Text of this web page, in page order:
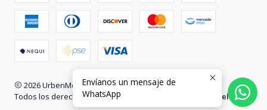
2026 UrbenMood.
Todos los derechos reservados.
Desarrollado por Jumpseller.
Envíanos un mensaje de
WhatsApp